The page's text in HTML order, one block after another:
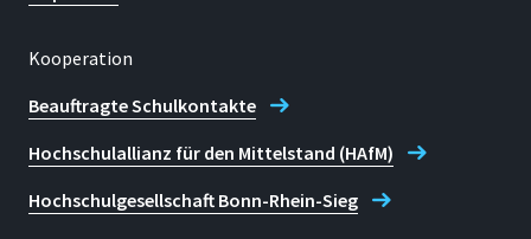
Kooperation
Beauftragte Schulkontakte
Hochschulallianz für den Mittelstand (HAfM)
Hochschulgesellschaft Bonn-Rhein-Sieg